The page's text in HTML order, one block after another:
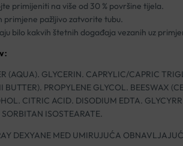
primijeniti na više od 30 % površine tijela.
primjene pažljivo zatvorite tubu.
bilo kakvih štetnih događaja vezanih uz
(AQUA). GLYCERIN. CAPRYLIC/CAPRIC
BUTTER). PROPYLENE GLYCOL. BEESWAX
CITRIC ACID. DISODIUM EDTA.
ISOSTEARATE.
DEXYANE MED UMIRUJUĆA